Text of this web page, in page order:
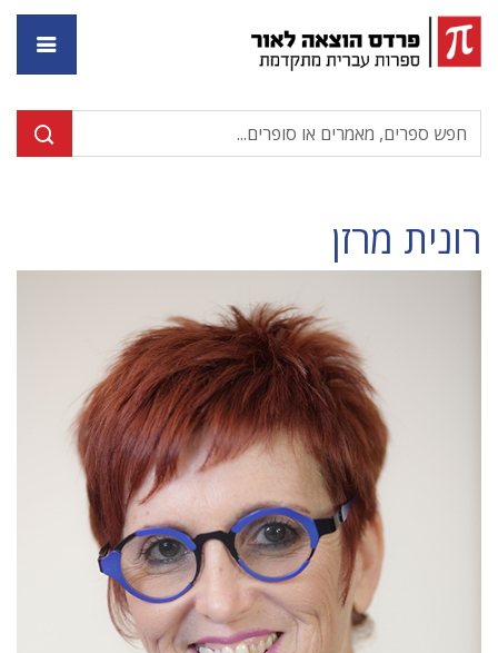
רונית מרזן